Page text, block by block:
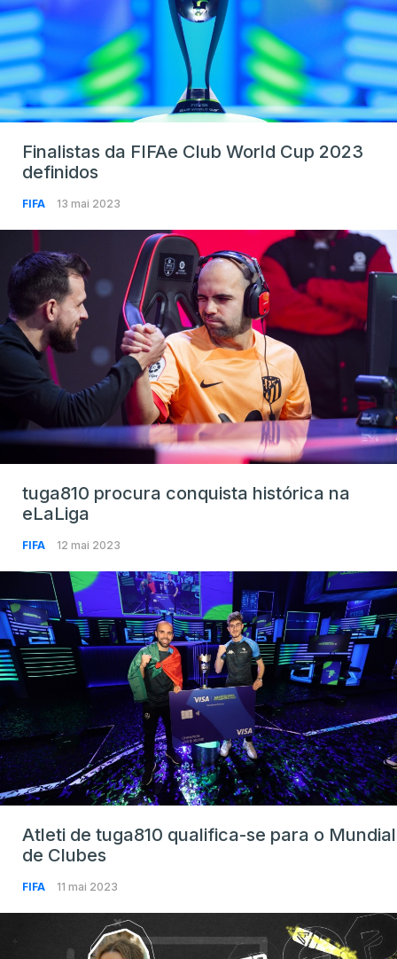
Finalistas da FIFAe Club World Cup 2023
definidos
FIFA 13 mai 2023
tuga810 procura conquista histórica na
eLaLiga
FIFA 12 mai 2023
Atleti de tuga810 qualifica-se para o Mundial
de Clubes
FIFA 11 mai 2023